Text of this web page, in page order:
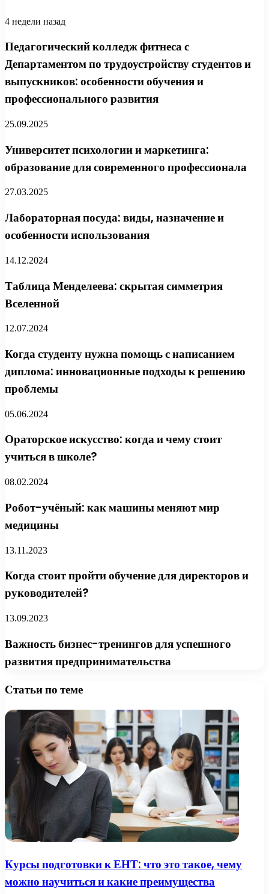
4 недели назад
Педагогический колледж фитнеса с
Департаментом по трудоустройству студентов и
выпускников: особенности обучения и
профессионального развития
25.09.2025
Университет психологии и маркетинга:
образование для современного профессионала
27.03.2025
Лабораторная посуда: виды, назначение и
особенности использования
14.12.2024
Таблица Менделеева: скрытая симметрия
Вселенной
12.07.2024
Когда студенту нужна помощь с написанием
диплома: инновационные подходы к решению
проблемы
05.06.2024
Ораторское искусство: когда и чему стоит
учиться в школе?
08.02.2024
Робот-учёный: как машины меняют мир
медицины
13.11.2023
Когда стоит пройти обучение для директоров и
руководителей?
13.09.2023
Важность бизнес-тренингов для успешного
развития предпринимательства
Статьи по теме
Курсы подготовки к ЕНТ: что это такое, чему
можно научиться и какие преимущества